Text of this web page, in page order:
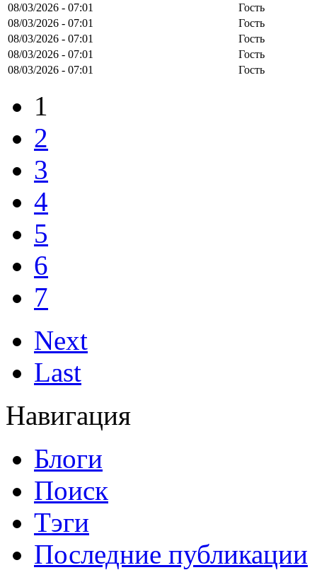
08/03/2026 - 07:01
Гость
08/03/2026 - 07:01
Гость
08/03/2026 - 07:01
Гость
08/03/2026 - 07:01
Гость
08/03/2026 - 07:01
Гость
1
2
3
4
5
6
7
Next
Last
Навигация
Блоги
Поиск
Тэги
Последние публикации